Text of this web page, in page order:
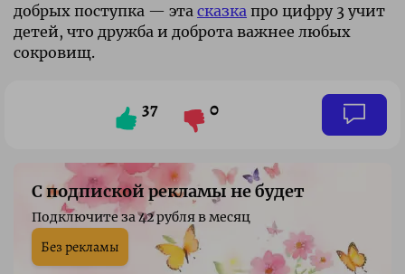
добрых поступка — эта сказка про цифру 3 учит
детей, что дружба и доброта важнее любых
сокровищ.
37 0
С подпиской рекламы не будет
Подключите за 42 рубля в месяц
Без рекламы